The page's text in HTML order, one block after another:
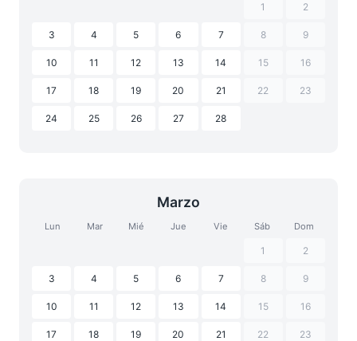
1 2
3 4 5 6 7 8 9
10 11 12 13 14 15 16
17 18 19 20 21 22 23
24 25 26 27 28
Marzo
Lun Mar Mié Jue Vie Sáb Dom
1 2
3 4 5 6 7 8 9
10 11 12 13 14 15 16
17 18 19 20 21 22 23